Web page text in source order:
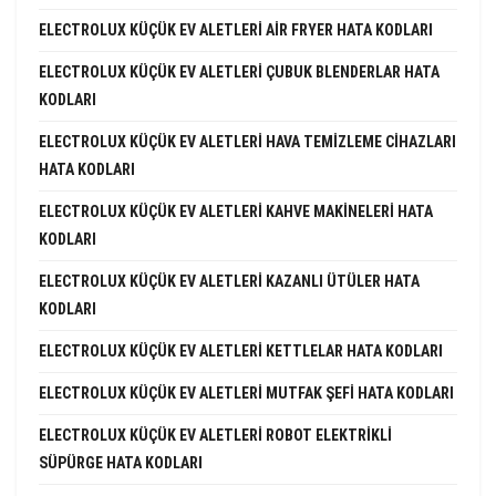
ELECTROLUX KÜÇÜK EV ALETLERI AIR FRYER HATA KODLARI
ELECTROLUX KÜÇÜK EV ALETLERI ÇUBUK BLENDERLAR HATA
KODLARI
ELECTROLUX KÜÇÜK EV ALETLERI HAVA TEMIZLEME CIHAZLARI
HATA KODLARI
ELECTROLUX KÜÇÜK EV ALETLERI KAHVE MAKINELERI HATA
KODLARI
ELECTROLUX KÜÇÜK EV ALETLERI KAZANLI ÜTÜLER HATA
KODLARI
ELECTROLUX KÜÇÜK EV ALETLERI KETTLELAR HATA KODLARI
ELECTROLUX KÜÇÜK EV ALETLERI MUTFAK ŞEFI HATA KODLARI
ELECTROLUX KÜÇÜK EV ALETLERI ROBOT ELEKTRIKLI
SÜPÜRGE HATA KODLARI